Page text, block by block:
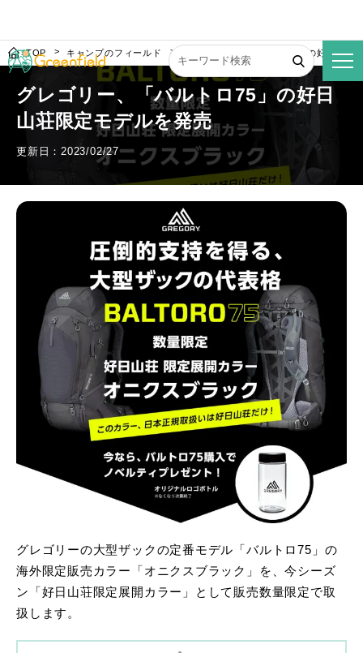
TOP キャンプのフィールド グレゴリー、「バルトロ75」の好日山荘
グレゴリー、「バルトロ75」の好日
山荘限定モデルを発売
更新日：2023/02/27
グレゴリーの大型ザックの定番モデル「バルトロ75」の
海外限定販売カラー「オニクスブラック」を、今シーズ
ン「好日山荘限定展開カラー」として販売数量限定で取
扱します。